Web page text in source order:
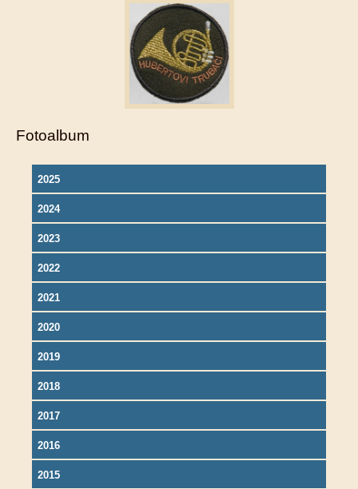
Fotoalbum
2025
2024
2023
2022
2021
2020
2019
2018
2017
2016
2015